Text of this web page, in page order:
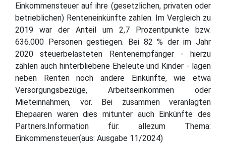
Einkommensteuer auf ihre (gesetzlichen, privaten oder
betrieblichen) Renteneinkünfte zahlen. Im Vergleich zu
2019 war der Anteil um 2,7 Prozentpunkte bzw.
636.000 Personen gestiegen. Bei 82 % der im Jahr
2020 steuerbelasteten Rentenempfänger - hierzu
zählen auch hinterbliebene Eheleute und Kinder - lagen
neben Renten noch andere Einkünfte, wie etwa
Versorgungsbezüge, Arbeitseinkommen oder
Mieteinnahmen, vor. Bei zusammen veranlagten
Ehepaaren waren dies mitunter auch Einkünfte des
Partners.Information für: allezum Thema:
Einkommensteuer(aus: Ausgabe 11/2024)